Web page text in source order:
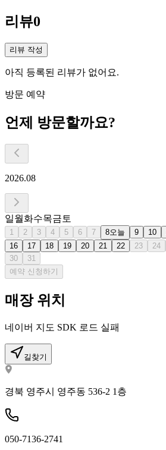
리뷰0
리뷰 작성
아직 등록된 리뷰가 없어요.
방문 예약
언제 방문할까요?
2026.08
일월화수목금 토
1 2 3 4 5 6 7 8오늘 9 10
16
17 18 19 20 21 22 23 24
30
31
예약 신청하기
매장 위치
네이버 지도 SDK 로드 실패
길찾기
경북 영주시 영주동 536-2 1층
050-7136-2741